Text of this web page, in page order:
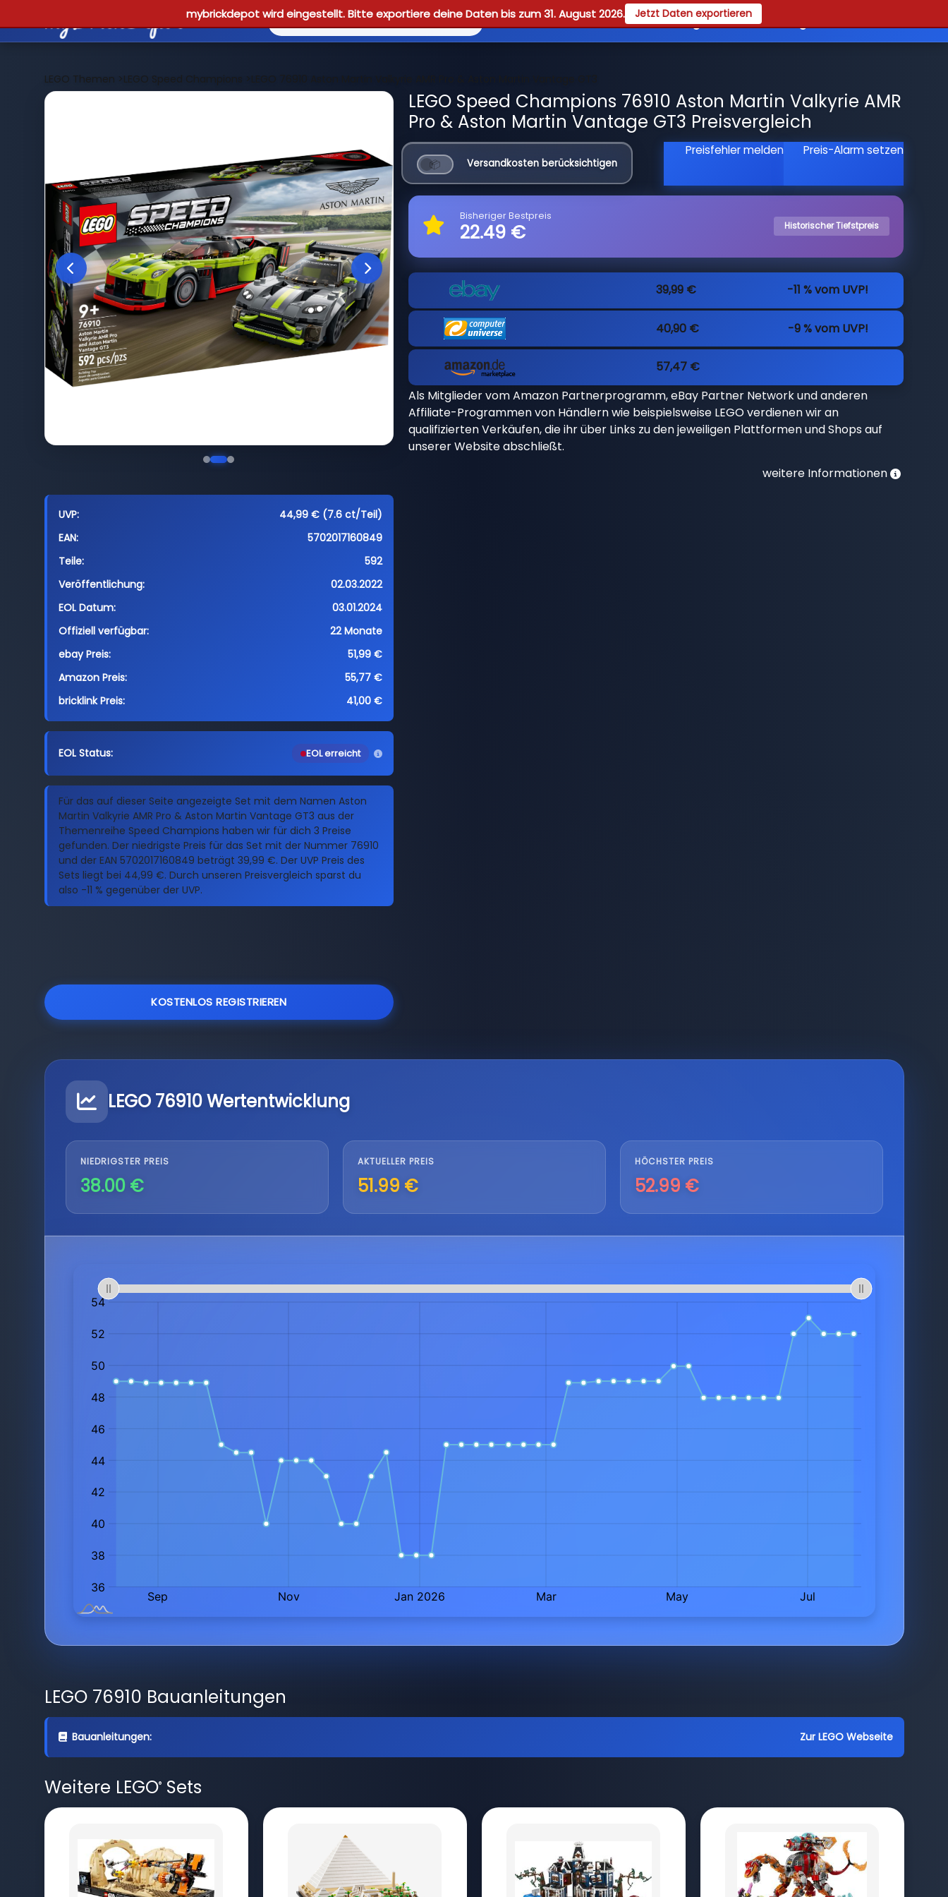
mybrickdepot wird eingestellt. Bitte exportiere deine Daten bis zum 31. August 2026. Jetzt Daten exportieren
Reviews Guides Registrieren
LEGO Themen >LEGO Speed Champions >LEGO 76910 Aston Martin Valkyrie AMR Pro & Aston Martin Vantage GT3
UVP:
44,99 € (7.6 ct/Teil)
EAN:
5702017160849
Teile:
592
Veröffentlichung:
02.03.2022
EOL Datum:
03.01.2024
Offiziell verfügbar:
22 Monate
ebay Preis:
51,99 €
Amazon Preis:
55,77 €
bricklink Preis:
41,00 €
EOL Status: EOL erreicht
Für das auf dieser Seite angezeigte Set mit dem Namen Aston
Martin Valkyrie AMR Pro & Aston Martin Vantage GT3 aus der
Themenreihe Speed Champions haben wir für dich 3 Preise
gefunden. Der niedrigste Preis für das Set mit der Nummer 76910
und der EAN 5702017160849 beträgt 39,99 €. Der UVP Preis des
Sets liegt bei 44,99 €. Durch unseren Preisvergleich sparst du
also -11 % gegenüber der UVP.
KOSTENLOS REGISTRIEREN
LEGO Speed Champions 76910 Aston Martin Valkyrie AMR
Pro & Aston Martin Vantage GT3 Preisvergleich
Versandkosten berücksichtigen
Preisfehler melden Preis-Alarm setzen
Bisheriger Bestpreis
22.49 € Historischer Tiefstpreis
39,99 € -11 % vom UVP!
40,90 € -9 % vom UVP!
57,47 €
Als Mitglieder vom Amazon Partnerprogramm, eBay Partner Network und anderen
Affiliate-Programmen von Händlern wie beispielsweise LEGO verdienen wir an
qualifizierten Verkäufen, die ihr über Links zu den jeweiligen Plattformen und Shops auf
unserer Website abschließt.
weitere Informationen
LEGO 76910 Wertentwicklung
NIEDRIGSTER PREIS
38.00 €
AKTUELLER PREIS
51.99 €
HÖCHSTER PREIS
52.99 €
LEGO 76910 Bauanleitungen
Bauanleitungen: Zur LEGO Webseite
Weitere LEGO®Sets